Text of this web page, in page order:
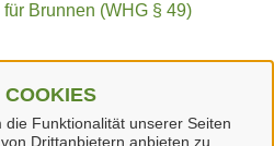
COOKIES
Funktionalität unserer Seiten
Drittanbietern anbieten zu
Brunnen (WHG § 49)